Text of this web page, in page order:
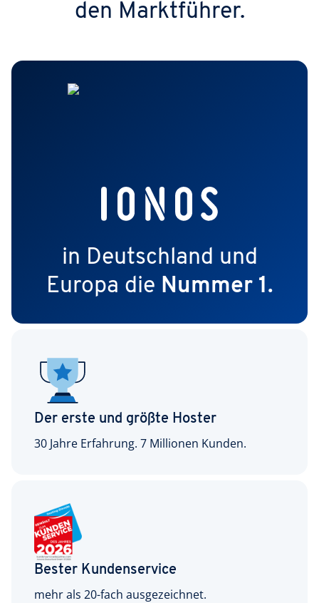
den Marktführer.
in Deutschland und
Europa die Nummer 1.
Der erste und größte Hoster
30 Jahre Erfahrung. 7 Millionen Kunden.
Bester Kundenservice
mehr als 20-fach ausgezeichnet.